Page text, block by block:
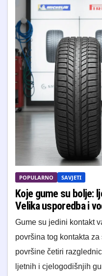
POPULARNO SAVJETI
Koje gume su bolje:
Velika usporedba i
Gume su jedini kontakt
površina tog kontakta
površine četiri
ljetnih i cjelogodišnjih